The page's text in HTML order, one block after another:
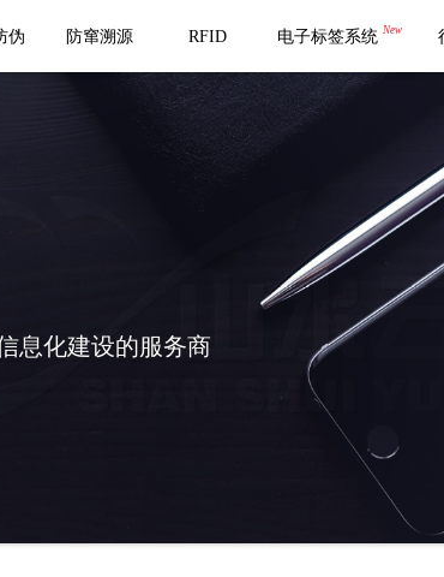
伪 防窜溯源 RFID 电子标签系统 New
息化建设的服务商